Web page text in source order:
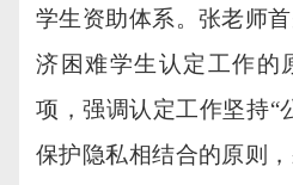
学生资助体系。张老师
济困难学生认定工作的
项，强调认定工作坚持“
保护隐私相结合的原则